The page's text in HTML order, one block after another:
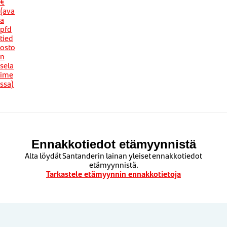
(ava
a
pfd
tied
osto
n
sela
ime
ssa)
Ennakkotiedot etämyynnistä
Alta löydät Santanderin lainan yleiset ennakkotiedot
etämyynnistä.
Tarkastele etämyynnin ennakkotietoja